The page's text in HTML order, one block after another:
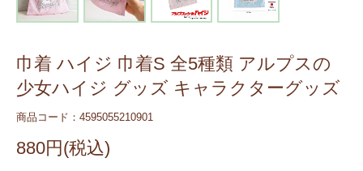
巾着 ハイジ 巾着S 全5種類 アルプスの
少女ハイジ グッズ キャラクターグッズ
商品コード：4595055210901
880円(税込)